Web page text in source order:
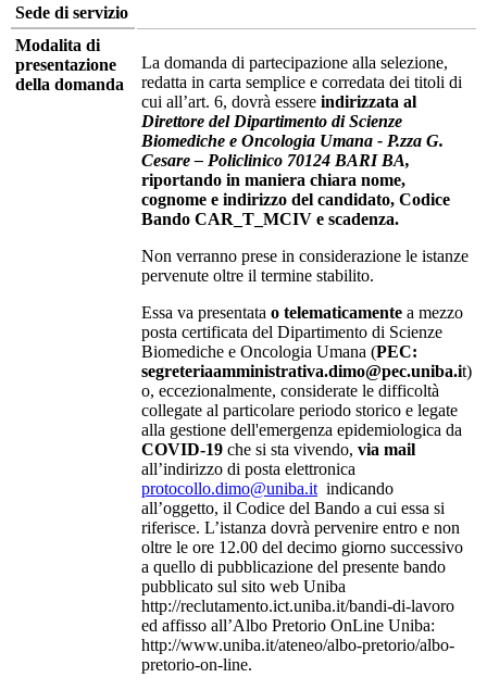
Sede di servizio
Modalita di
presentazione
della domanda
La domanda di partecipazione alla selezione,
redatta in carta semplice e corredata dei titoli di
cui all’art. 6, dovrà essere indirizzata al
Direttore del Dipartimento di Scienze
Biomediche e Oncologia Umana - P.zza G.
Cesare – Policlinico 70124 BARI BA,
riportando in maniera chiara nome,
cognome e indirizzo del candidato, Codice
Bando CAR_T_MCIV e scadenza.
Non verranno prese in considerazione le istanze
pervenute oltre il termine stabilito.
Essa va presentata o telematicamente a mezzo
posta certificata del Dipartimento di Scienze
Biomediche e Oncologia Umana (PEC:
segreteriaamministrativa.dimo@pec.uniba.it)
o, eccezionalmente, considerate le difficoltà
collegate al particolare periodo storico e legate
alla gestione dell'emergenza epidemiologica da
COVID-19 che si sta vivendo, via mail
all’indirizzo di posta elettronica
protocollo.dimo@uniba.it indicando
all’oggetto, il Codice del Bando a cui essa si
riferisce. L’istanza dovrà pervenire entro e non
oltre le ore 12.00 del decimo giorno successivo
a quello di pubblicazione del presente bando
pubblicato sul sito web Uniba
http://reclutamento.ict.uniba.it/bandi-di-lavoro
ed affisso all’Albo Pretorio OnLine Uniba:
http://www.uniba.it/ateneo/albo-pretorio/albo-
pretorio-on-line.